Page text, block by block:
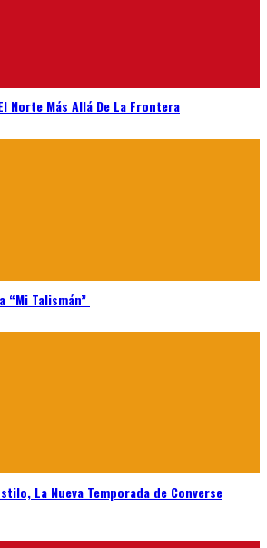
Norte Más Allá De La Frontera
“Mi Talismán”
La Nueva Temporada de Converse